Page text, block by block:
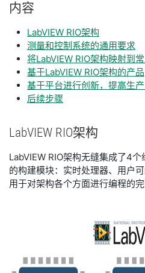
内容
LabVIEW RIO架构
测量和控制系统的通用要求
将LabVIEW RIO架构映射到
基于LabVIEW RIO架构的产品
基于平台进行创新，提高生
后续步骤
LabVIEW RIO架构
LabVIEW RIO架构无缝集成了4
的构建模块：实时处理器、用户
用于对架构各个方面进行编程的